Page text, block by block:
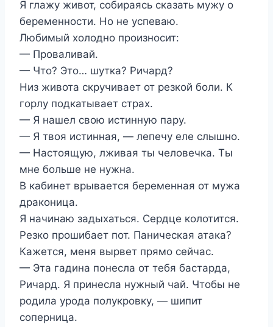
Я глажу живот, собираясь сказать мужу о
беременности. Но не успеваю.
Любимый холодно произносит:
— Проваливай.
— Что? Это… шутка? Ричард?
Низ живота скручивает от резкой боли. К
горлу подкатывает страх.
— Я нашел свою истинную пару.
— Я твоя истинная, — лепечу еле слышно.
— Настоящую, лживая ты человечка. Ты
мне больше не нужна.
В кабинет врывается беременная от мужа
драконица.
Я начинаю задыхаться. Сердце колотится.
Резко прошибает пот. Паническая атака?
Кажется, меня вырвет прямо сейчас.
— Эта гадина понесла от тебя бастарда,
Ричард. Я принесла нужный чай. Чтобы не
родила урода полукровку, — шипит
соперница.